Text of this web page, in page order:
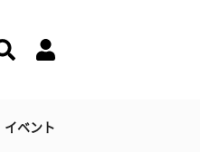
イベント